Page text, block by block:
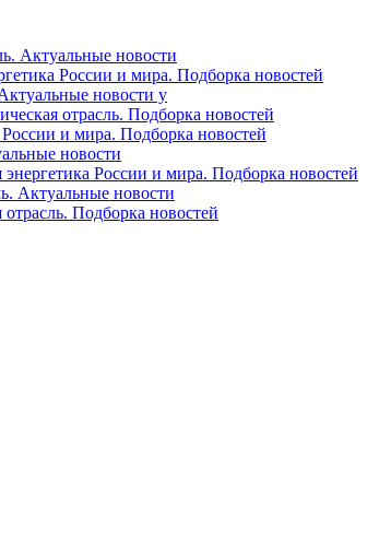
Актуальные новости
России и мира. Подборка новостей
новости у
отрасль. Подборка новостей
и мира. Подборка новостей
новости
России и мира. Подборка новостей
Актуальные новости
Подборка новостей